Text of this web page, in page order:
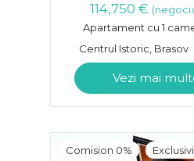
114,750 €
Apartament cu 1
Centrul Istoric, Brasov
Vezi mai
Comision 0%